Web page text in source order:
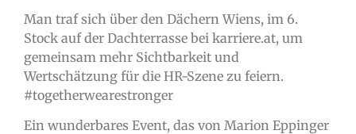
Man traf sich über den Dächern Wiens, im 6.
Stock auf der Dachterrasse bei karriere.at, um
gemeinsam mehr Sichtbarkeit und
Wertschätzung für die HR-Szene zu feiern.
#togetherwearestronger
Ein wunderbares Event, das von Marion Eppinger